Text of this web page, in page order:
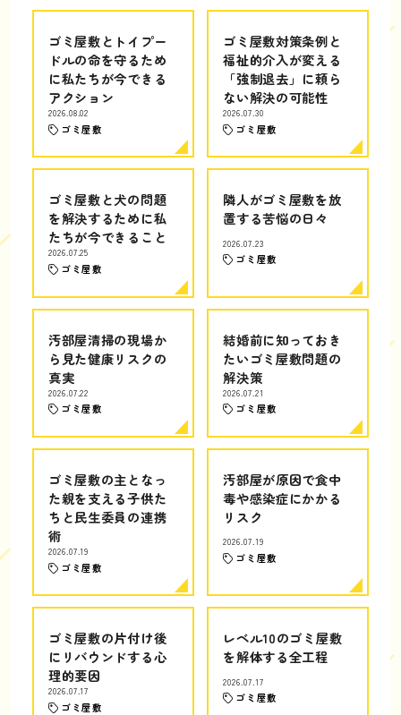
ゴミ屋敷とトイプー
ドルの命を守るため
に私たちが今できる
アクション
2026.08.02
ゴミ屋敷
ゴミ屋敷対策条例と
福祉的介入が変える
「強制退去」に頼ら
ない解決の可能性
2026.07.30
ゴミ屋敷
ゴミ屋敷と犬の問題
を解決するために私
たちが今できること
2026.07.25
ゴミ屋敷
隣人がゴミ屋敷を放
置する苦悩の日々
2026.07.23
ゴミ屋敷
汚部屋清掃の現場か
ら見た健康リスクの
真実
2026.07.22
ゴミ屋敷
結婚前に知っておき
たいゴミ屋敷問題の
解決策
2026.07.21
ゴミ屋敷
ゴミ屋敷の主となっ
た親を支える子供た
ちと民生委員の連携
術
2026.07.19
ゴミ屋敷
汚部屋が原因で食中
毒や感染症にかかる
リスク
2026.07.19
ゴミ屋敷
ゴミ屋敷の片付け後
にリバウンドする心
理的要因
2026.07.17
ゴミ屋敷
レベル10のゴミ屋敷
を解体する全工程
2026.07.17
ゴミ屋敷